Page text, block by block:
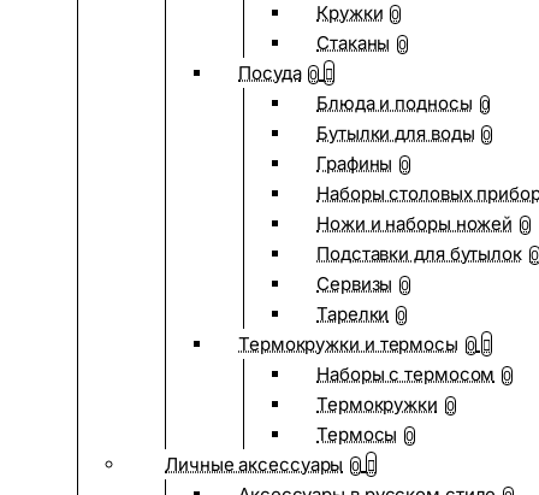
Кружки 0
Стаканы 0
Посуда 0
Блюда и подносы 0
Бутылки для воды 0
Графины 0
Наборы столовых
Ножи и наборы ножей 0
Подставки для бутылок 0
Сервизы 0
Тарелки 0
Термокружки и термосы 0
Наборы с термосом 0
Термокружки 0
Термосы 0
Личные аксессуары 0